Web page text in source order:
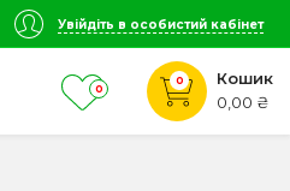
Увійдіть в особистий кабінет
0
0
Кошик
0,00 ₴